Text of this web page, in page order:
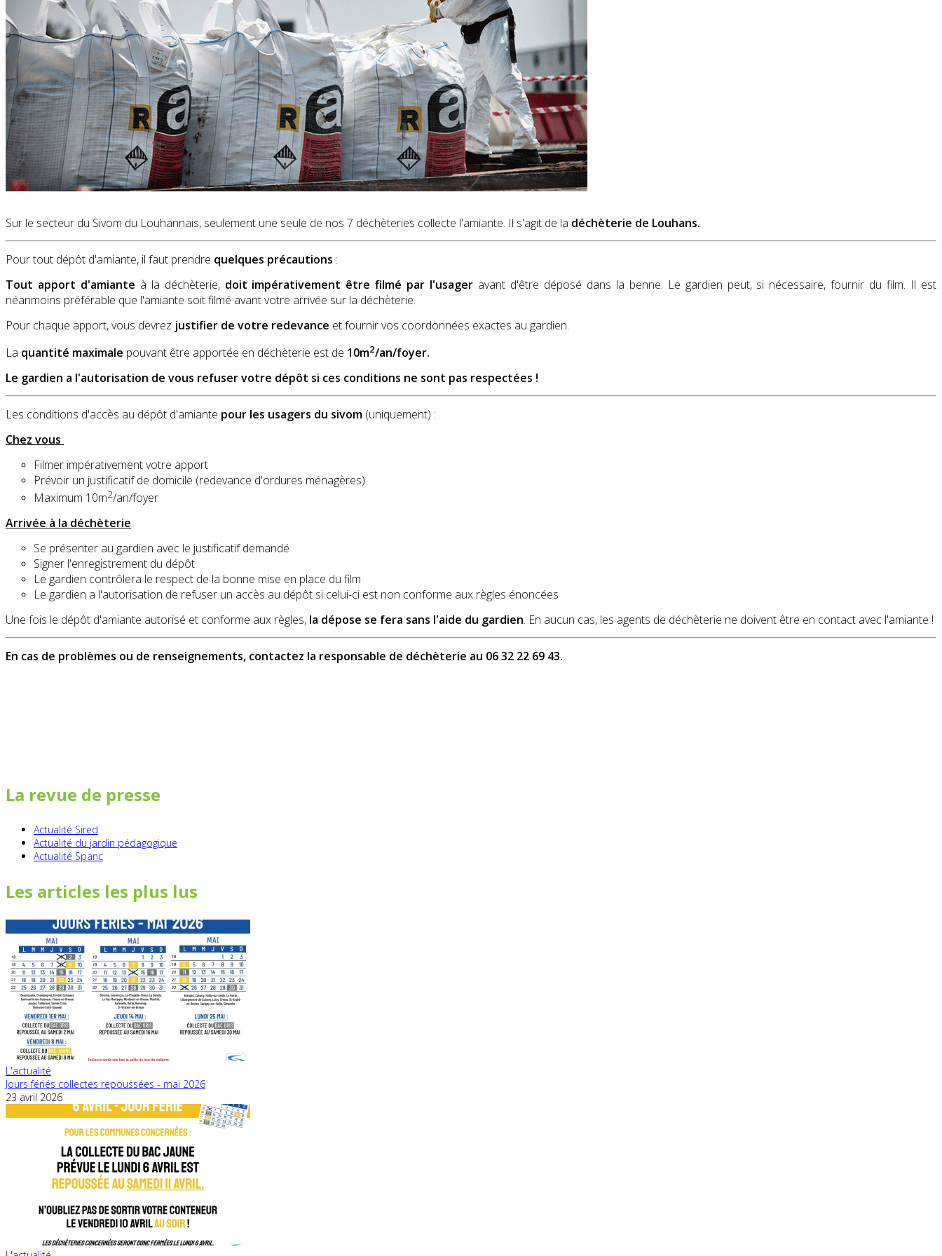
Sur le secteur du Sivom du Louhannais, seulement une seule de nos 7 déchèteries collecte l'amiante. Il s'agit de la déchèterie de Louhans.
Pour tout dépôt d'amiante, il faut prendre quelques précautions :
Tout apport d'amiante à la déchèterie,doit impérativement être filmé par l'usager avant d'être déposé dans la benne. Le gardien peut, si nécessaire, fournir du film. Il est
néanmoins préférable que l'amiante soit filmé avant votre arrivée sur la déchèterie.
Pour chaque apport, vous devrez justifier de votre redevance et fournir vos coordonnées exactes au gardien.
La quantité maximale pouvant être apportée en déchèterie est de 10m2/an/foyer.
Le gardien a l'autorisation de vous refuser votre dépôt si ces conditions ne sont pas respectées !
Les conditions d'accès au dépôt d'amiante pour les usagers du sivom (uniquement) :
Chez vous
Filmer impérativement votre apport
Prévoir un justificatif de domicile (redevance d'ordures ménagères)
Maximum 10m2/an/foyer
Arrivée à la déchèterie
Se présenter au gardien avec le justificatif demandé
Signer l'enregistrement du dépôt
Le gardien contrôlera le respect de la bonne mise en place du film
Le gardien a l'autorisation de refuser un accès au dépôt si celui-ci est non conforme aux règles énoncées
Une fois le dépôt d'amiante autorisé et conforme aux règles, la dépose se fera sans l'aide du gardien. En aucun cas, les agents de déchèterie ne doivent être en contact avec l'amiante !
En cas de problèmes ou de renseignements, contactez la responsable de déchèterie au 06 32 22 69 43.
La revue de presse
Actualité Sired
Actualité du jardin pédagogique
Actualité Spanc
Les articles les plus lus
L'actualité
Jours fériés collectes repoussées - mai 2026
23 avril 2026